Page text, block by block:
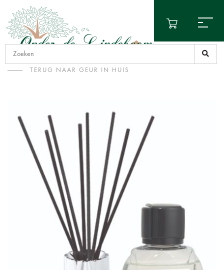
TERUG NAAR GEUR IN HUIS